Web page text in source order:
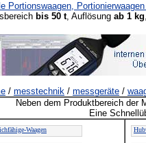
Portionswaagen,
bis 50 t, Auflösung ab 1 kg
/ messtechnik / messgeräte /
Neben dem Produktbereich der
Eine
ichfähige-Waagen